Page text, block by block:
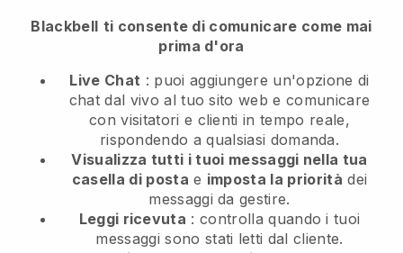
Blackbell ti consente di comunicare come mai
prima d'ora
Live Chat : puoi aggiungere un'opzione di
chat dal vivo al tuo sito web e comunicare
con visitatori e clienti in tempo reale,
rispondendo a qualsiasi domanda.
Visualizza tutti i tuoi messaggi nella tua
casella di posta e imposta la priorità dei
messaggi da gestire.
Leggi ricevuta : controlla quando i tuoi
messaggi sono stati letti dal cliente.